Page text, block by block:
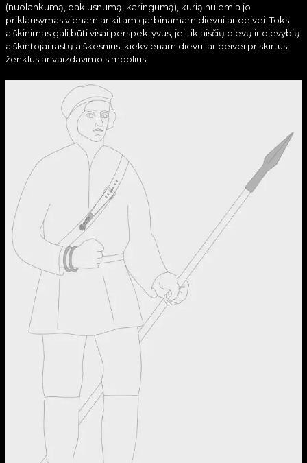
(nuolankumą, paklusnumą, karingumą), kurią nulemia jo
priklausymas vienam ar kitam garbinamam dievui ar deivei. Toks
aiškinimas gali būti visai perspektyvus, jei tik aisčių dievų ir dievybių
aiškintojai rastų aiškesnius, kiekvienam dievui ar deivei priskirtus,
ženklus ar vaizdavimo simbolius.